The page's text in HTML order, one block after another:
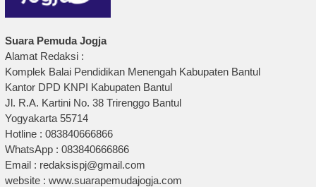
Suara Pemuda Jogja
Alamat Redaksi :
Komplek Balai Pendidikan Menengah Kabupaten Bantul
Kantor DPD KNPI Kabupaten Bantul
Jl. R.A. Kartini No. 38 Trirenggo Bantul
Yogyakarta 55714
Hotline : 083840666866
WhatsApp : 083840666866
Email : redaksispj@gmail.com
website : www.suarapemudajogja.com